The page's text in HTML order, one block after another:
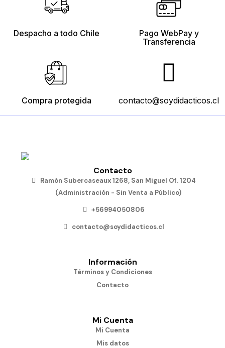
Despacho a todo Chile
Pago WebPay y
Transferencia
Compra protegida contacto@soydidacticos.cl
Contacto
Ramón Subercaseaux 1268, San Miguel Of. 1204
(Administración - Sin Venta a Público)
+56994050806
contacto@soydidacticos.cl
Información
Términos y Condiciones
Contacto
Mi Cuenta
Mi Cuenta
Mis datos